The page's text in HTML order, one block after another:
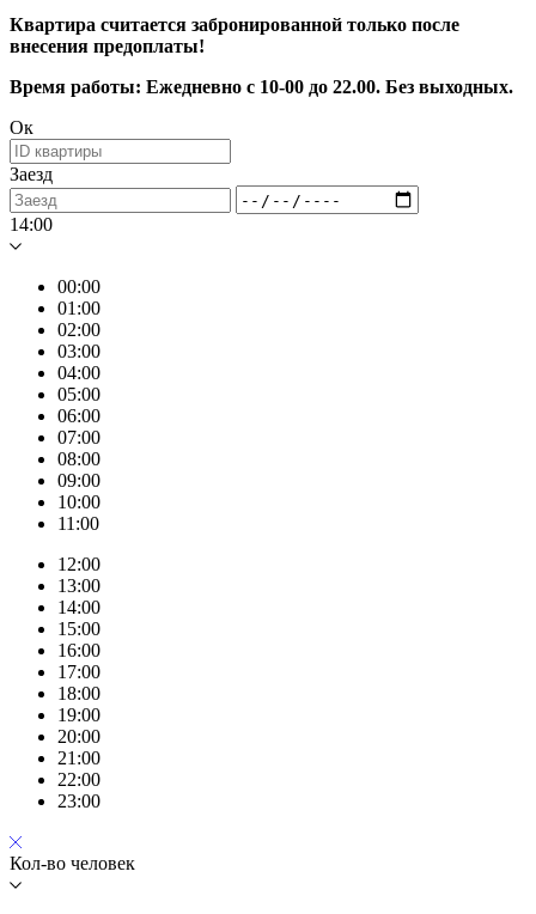
Квартира считается забронированной только после
внесения предоплаты!
Время работы: Ежедневно с 10-00 до 22.00. Без выходных.
Ок
Заезд
14:00
00:00
01:00
02:00
03:00
04:00
05:00
06:00
07:00
08:00
09:00
10:00
11:00
12:00
13:00
14:00
15:00
16:00
17:00
18:00
19:00
20:00
21:00
22:00
23:00
Кол-во человек